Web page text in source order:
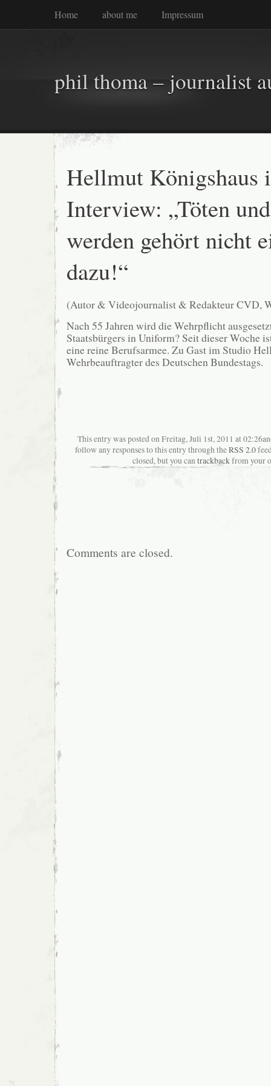
Home about me Impressum
phil thoma – journalist
Hellmut Königshaus
Interview: „Töten
werden gehört nicht
dazu!“
(Autor & Videojournalist & Redakteur CVD,
Nach 55 Jahren wird die Wehrpflicht
Staatsbürgers in Uniform? Seit dieser Woche
eine reine Berufsarmee. Zu Gast im Studio
Wehrbeauftragter des Deutschen Bundestags.
This entry was posted on Freitag, Juli 1st, 2011 at
follow any responses to this entry through theRSS 2.0
closed, but you cantrackbackfrom your
Comments are closed.